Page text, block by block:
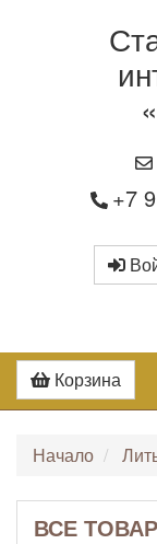
+7
Корзина
Начало
ВСЕ